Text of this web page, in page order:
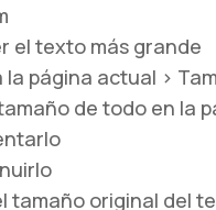
el texto más grande
la página actual >
de todo en la
tamaño original del